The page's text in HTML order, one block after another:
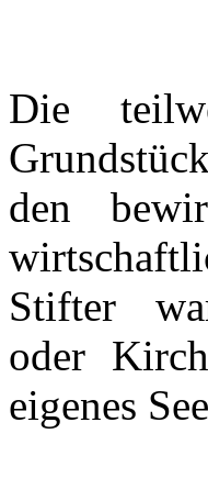
Die
den
Stifter
oder
eigenes